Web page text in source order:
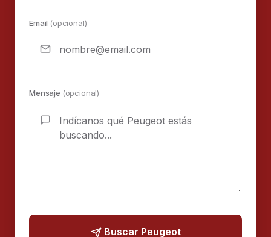
Email (opcional)
Mensaje (opcional)
Buscar Peugeot